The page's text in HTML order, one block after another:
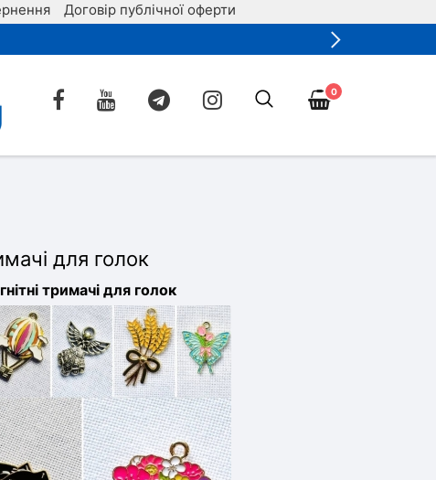
Договір публічної оферти
0
для голок
тримачі для голок